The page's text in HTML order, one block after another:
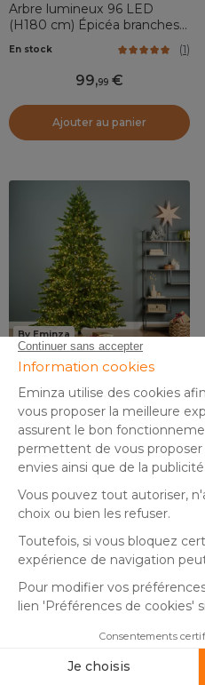
Arbre lumineux 96 LED
(H180 cm) Épicéa branches
En stock (1)
99,99
Ajouter au panier
By Eminza
Sapin de Noël artificiel
lumineux 3000 LED (H180
cm) Caucasia Nordmann
Vert sapin
-15% 299,00 349,99
Ajouter au panier